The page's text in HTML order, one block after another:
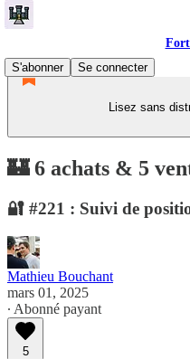
S'abonner
Se connecter
Lisez sans
🏰 6 achats & 5
🔐 #221 : Suivi de
Mathieu Bouchant
mars 01, 2025
∙ Abonné payant
5